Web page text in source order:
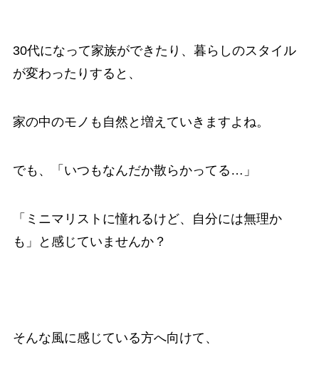
30代になって家族ができたり、暮らしのスタイル
が変わったりすると、
家の中のモノも自然と増えていきますよね。
でも、「いつもなんだか散らかってる…」
「ミニマリストに憧れるけど、自分には無理か
も」と感じていませんか？
そんな風に感じている方へ向けて、